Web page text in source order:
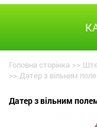
Головна сторінка >>
>> Датер з вільним
Датер з вільним